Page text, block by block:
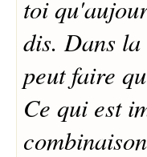
toi
dis. Dans
peut faire
Ce qui est